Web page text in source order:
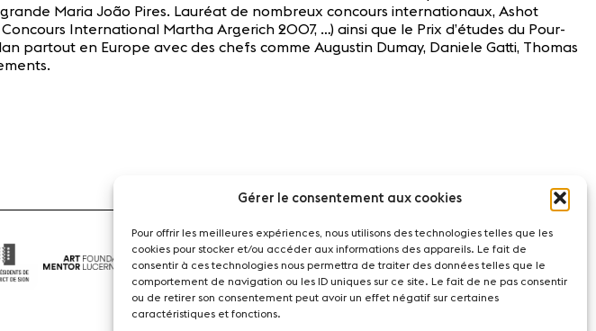
Gérer le consentement aux cookies
Pour offrir les meilleures expériences, nous utilisons des technologies telles que les
cookies pour stocker et/ou accéder aux informations des appareils. Le fait de
consentir à ces technologies nous permettra de traiter des données telles que le
comportement de navigation ou les ID uniques sur ce site. Le fait de ne pas consentir
ou de retirer son consentement peut avoir un effet négatif sur certaines
caractéristiques et fonctions.
Maria João Pires. Lauréat de nombreux concours internationaux, Ashot
International Martha Argerich 2007, …) ainsi que le Prix d’études du Pour-
partout en Europe avec des chefs comme Augustin Dumay, Daniele Gatti, Thomas